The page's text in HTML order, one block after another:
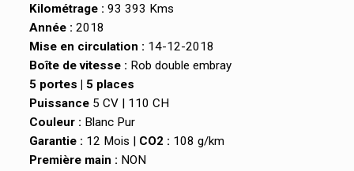
Kilométrage : 93 393 Kms
Année : 2018
Mise en circulation : 14-12-2018
Boîte de vitesse : Rob double embray
5 portes | 5 places
Puissance 5 CV | 110 CH
Couleur : Blanc Pur
Garantie : 12 Mois | CO2 : 108 g/km
Première main : NON